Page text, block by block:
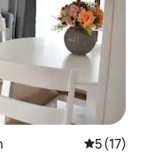
5 (17)